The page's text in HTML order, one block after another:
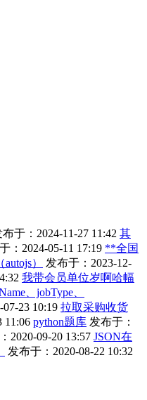
布于：2024-11-27 11:42 其
：2024-05-11 17:19 **全国
）
发布于：2023-12-
我带会员单位岁啊哈幅
、jobType、
23 10:19 拉取采购收货
11:06 python题库 发布于：
2020-09-20 13:57 JSON在
发布于：2020-08-22 10:32